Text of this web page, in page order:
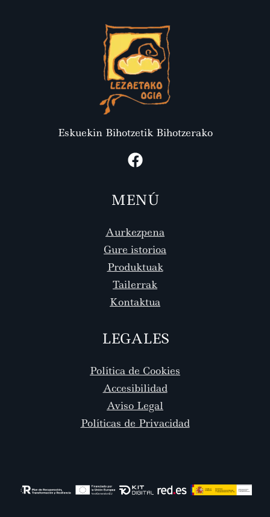
Eskuekin Bihotzetik Bihotzerako
MENÚ
Aurkezpena
Gure istorioa
Produktuak
Tailerrak
Kontaktua
LEGALES
Política de Cookies
Accesibilidad
Aviso Legal
Políticas de Privacidad